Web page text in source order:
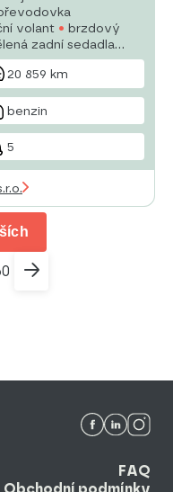
volant
brzdový
zadní sedadla
posilovač řízení
EDS
20 859 km
benzin
5
FAQ